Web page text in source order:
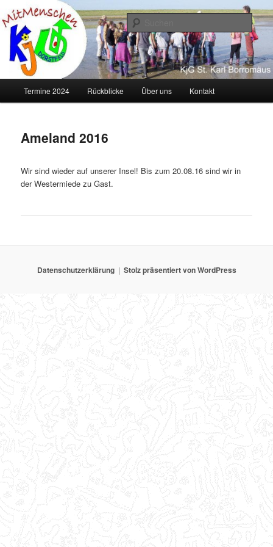
Zum
primären
Inhalt
springenKJG Dorstfeld
Termine 2024 Rückblicke Über uns Kontakt
Ameland 2016
Wir sind wieder auf unserer Insel! Bis zum 20.08.16 sind wir in
der Westermiede zu Gast.
Datenschutzerklärung Stolz präsentiert von WordPress